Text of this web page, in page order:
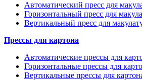
Автоматический пресс для
Горизонтальный пресс для
Вертикальный пресс для
Прессы для картона
Автоматические прессы для
Горизонтальные прессы для
Вертикальные прессы для